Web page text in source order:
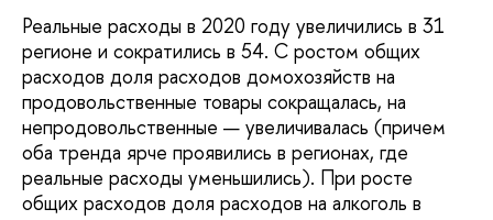
Реальные расходы в 2020 году увеличились в 31
регионе и сократились в 54. С ростом общих
расходов доля расходов домохозяйств на
продовольственные товары сокращалась, на
непродовольственные — увеличивалась (причем
оба тренда ярче проявились в регионах, где
реальные расходы уменьшились). При росте
общих расходов доля расходов на алкоголь в